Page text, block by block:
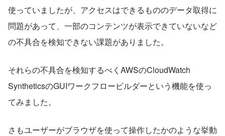
使っていましたが、アクセスはできるもののデータ取得に
問題があって、一部のコンテンツが表示できていないなど
の不具合を検知できない課題がありました。
それらの不具合を検知するべくAWSのCloudWatch
SyntheticsのGUIワークフロービルダーという機能を使っ
てみました。
さもユーザーがブラウザを使って操作したかのような挙動